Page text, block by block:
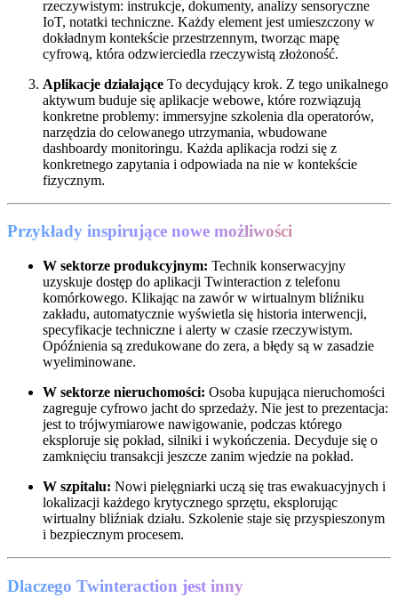
rzeczywistym: instrukcje, dokumenty, analizy sensoryczne
IoT, notatki techniczne. Każdy element jest umieszczony w
dokładnym kontekście przestrzennym, tworząc mapę
cyfrową, która odzwierciedla rzeczywistą złożoność.
Aplikacje działające To decydujący krok. Z tego unikalnego
aktywum buduje się aplikacje webowe, które rozwiązują
konkretne problemy: immersyjne szkolenia dla operatorów,
narzędzia do celowanego utrzymania, wbudowane
dashboardy monitoringu. Każda aplikacja rodzi się z
konkretnego zapytania i odpowiada na nie w kontekście
fizycznym.
Przykłady inspirujące nowe możliwości
W sektorze produkcyjnym: Technik konserwacyjny
uzyskuje dostęp do aplikacji Twinteraction z telefonu
komórkowego. Klikając na zawór w wirtualnym bliźniku
zakładu, automatycznie wyświetla się historia interwencji,
specyfikacje techniczne i alerty w czasie rzeczywistym.
Opóźnienia są zredukowane do zera, a błędy są w zasadzie
wyeliminowane.
W sektorze nieruchomości: Osoba kupująca nieruchomości
zagreguje cyfrowo jacht do sprzedaży. Nie jest to prezentacja:
jest to trójwymiarowe nawigowanie, podczas którego
eksploruje się pokład, silniki i wykończenia. Decyduje się o
zamknięciu transakcji jeszcze zanim wjedzie na pokład.
W szpitalu: Nowi pielęgniarki uczą się tras ewakuacyjnych i
lokalizacji każdego krytycznego sprzętu, eksplorując
wirtualny bliźniak działu. Szkolenie staje się przyspieszonym
i bezpiecznym procesem.
Dlaczego Twinteraction jest inny